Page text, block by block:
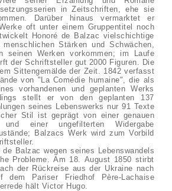
in Zeitschriften, ehe sie
Darüber hinaus vermarktet er
oft unter einem Gruppentitel noch
Honoré de Balzac vielschichtige
Stärken und Schwächen,
seinen Werken vorkommen; im Laufe
der Schriftsteller gut 2000 Figuren. Die
Sittengemälde der Zeit. 1842 verfasst
von "La Comédie humaine", die als
vorhandenen und geplanten Werks
stellt er von den geplanten 137
seines Lebenswerks nur 91 Texte
Stil ist geprägt von einer genauen
und einer ungefilterten Widergabe
Balzacs Werk wird zum Vorbild
Balzac wegen seines Lebenswandels
Probleme. Am 18. August 1850 stirbt
der Rückreise aus der Ukraine nach
dem Pariser Friedhof Père-Lachaise
hält Victor Hugo.